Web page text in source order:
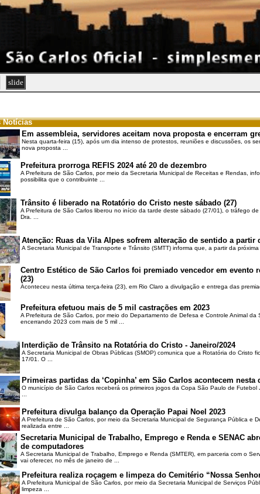
slide
Notícias
Em assembleia, servidores aceitam nova proposta e encerram
Nesta quarta-feira (15), após um dia intenso de protestos, reuniões e discussões, os
nova proposta ...
Prefeitura prorroga REFIS 2024 até 20 de dezembro
A Prefeitura de São Carlos, por meio da Secretaria Municipal de Receitas e Rendas,
possibilita que o contribuinte ...
Trânsito é liberado na Rotatório do Cristo neste sábado (27)
A Prefeitura de São Carlos liberou no início da tarde deste sábado (27/01), o tráfego
Dra. ...
Atenção: Ruas da Vila Alpes sofrem alteração de sentido a partir
A Secretaria Municipal de Transporte e Trânsito (SMTT) informa que, a partir da
Centro Estético de São Carlos foi premiado vencedor em evento
(23)
Aconteceu nesta última terça-feira (23), em Rio Claro a divulgação e entrega das
Prefeitura efetuou mais de 5 mil castrações em 2023
A Prefeitura de São Carlos, por meio do Departamento de Defesa e Controle Animal
encerrando 2023 com mais de 5 mil ...
Interdição de Trânsito na Rotatória do Cristo - Janeiro/2024
A Secretaria Municipal de Obras Públicas (SMOP) comunica que a Rotatória do Cristo
17/01. O ...
Primeiras partidas da ‘Copinha’ em São Carlos acontecem nesta
O município de São Carlos receberá os primeiros jogos da Copa São Paulo de Futebol
Prefeitura divulga balanço da Operação Papai Noel 2023
A Prefeitura de São Carlos, por meio da Secretaria Municipal de Segurança Pública e
realizada entre ...
Secretaria Municipal de Trabalho, Emprego e Renda e SENAC
de computadores
A Secretaria Municipal de Trabalho, Emprego e Renda (SMTER), em parceria com o
vai oferecer, no mês de janeiro de ...
Prefeitura realiza roçagem e limpeza do Cemitério “Nossa
A Prefeitura Municipal de São Carlos, por meio da Secretaria Municipal de Serviços
limpeza ...